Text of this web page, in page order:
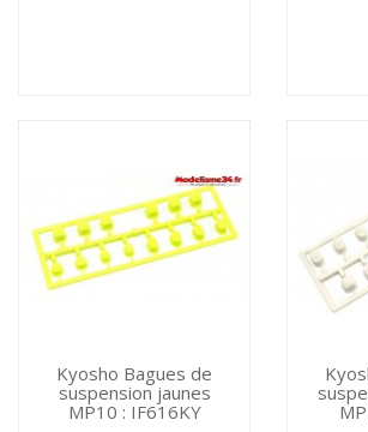
Kyosho Bagues de
suspension jaunes
MP10 : IF616KY